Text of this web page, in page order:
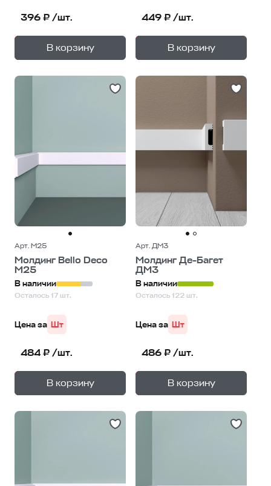
396 ₽ /шт.
В корзину
— 1уп.
449 ₽ /шт.
В корзину
— 1уп.
Арт. М25
Молдинг Bello Deco
М25
В наличии
Осталось 17 шт.
Цена за Шт
484 ₽ /шт.
В корзину
— 1уп.
Арт. ДМ3
Молдинг Де-Багет
ДМ3
В наличии
Осталось 122 шт.
Цена за Шт
486 ₽ /шт.
В корзину
— 1уп.